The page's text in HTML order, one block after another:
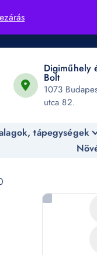
Digiműhely
Bolt
1073
utca 82.
tápegységek